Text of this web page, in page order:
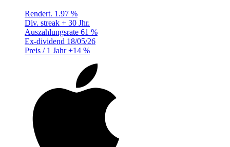
Rendert. 1.97 %
Div. streak + 30 Jhr.
Auszahlungsrate 61 %
Ex-dividend 18/05/26
Preis / 1 Jahr+14 %